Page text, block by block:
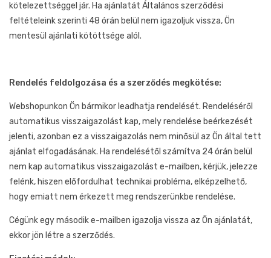
kötelezettséggel jár. Ha ajánlatát Általános szerződési
feltételeink szerinti 48 órán belül nem igazoljuk vissza, Ön
mentesül ajánlati kötöttsége alól.
Rendelés feldolgozása és a szerződés megkötése:
Webshopunkon Ön bármikor leadhatja rendelését. Rendeléséről
automatikus visszaigazolást kap, mely rendelése beérkezését
jelenti, azonban ez a visszaigazolás nem minősül az Ön által tett
ajánlat elfogadásának. Ha rendelésétől számítva 24 órán belül
nem kap automatikus visszaigazolást e-mailben, kérjük, jelezze
felénk, hiszen előfordulhat technikai probléma, elképzelhető,
hogy emiatt nem érkezett meg rendszerünkbe rendelése.
Cégünk egy második e-mailben igazolja vissza az Ön ajánlatát,
ekkor jön létre a szerződés.